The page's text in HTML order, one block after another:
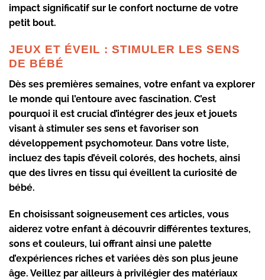
impact significatif sur le confort nocturne de votre
petit bout.
JEUX ET ÉVEIL : STIMULER LES SENS
DE BÉBÉ
Dès ses premières semaines, votre enfant va explorer
le monde qui l’entoure avec fascination. C’est
pourquoi il est crucial d’intégrer des jeux et jouets
visant à stimuler ses sens et favoriser son
développement psychomoteur. Dans votre liste,
incluez des tapis d’éveil colorés, des hochets, ainsi
que des livres en tissu qui éveillent la curiosité de
bébé.
En choisissant soigneusement ces articles, vous
aiderez votre enfant à découvrir différentes textures,
sons et couleurs, lui offrant ainsi une palette
d’expériences riches et variées dès son plus jeune
âge. Veillez par ailleurs à privilégier des matériaux